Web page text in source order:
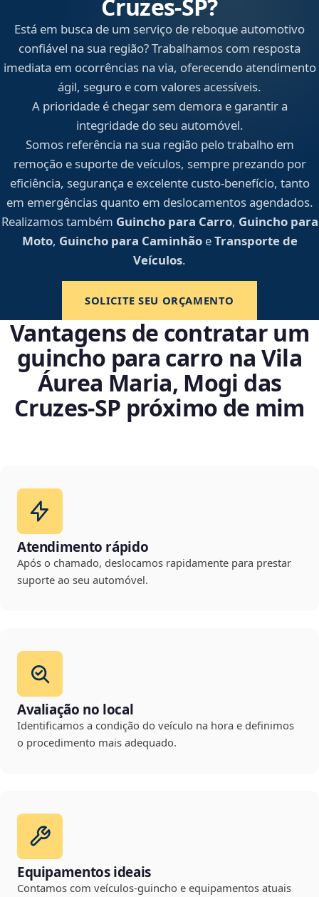
Cruzes‑SP?
Está em busca de um serviço de reboque automotivo
confiável na sua região? Trabalhamos com resposta
imediata em ocorrências na via, oferecendo atendimento
ágil, seguro e com valores acessíveis.
A prioridade é chegar sem demora e garantir a
integridade do seu automóvel.
Somos referência na sua região pelo trabalho em
remoção e suporte de veículos, sempre prezando por
eficiência, segurança e excelente custo-benefício, tanto
em emergências quanto em deslocamentos agendados.
Realizamos também Guincho para Carro, Guincho para
Moto, Guincho para CaminhãoeTransporte de
Veículos.
SOLICITE SEU ORÇAMENTO
Vantagens de contratar um
guincho para carro na Vila
Áurea Maria, Mogi das
Cruzes‑SP próximo de mim
Atendimento rápido
Após o chamado, deslocamos rapidamente para prestar
suporte ao seu automóvel.
Avaliação no local
Identificamos a condição do veículo na hora e definimos
o procedimento mais adequado.
Equipamentos ideais
Contamos com veículos-guincho e equipamentos atuais